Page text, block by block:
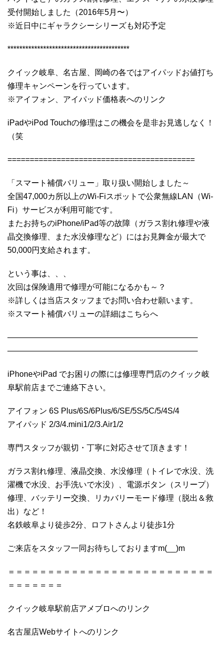
受付開始しました（2016年5月〜）
※近日中にギャラクシーシリーズも対応予定
*****************************************
クイック岐阜、名古屋、岡崎の各ではアイパッドお値打ち
修理キャンペーンを行っています。
※アイフォン、アイパッド価格表へのリンク
iPadやiPod Touchの修理はこの機会を是非お見逃しなく！
（笑
==========================================
「スマート補償バリュー」取り扱い開始しました～
全国47,000カ所以上のWi-Fiスポットで公衆無線LAN（Wi-
Fi）サービスが利用可能です。
またお持ちのiPhone/iPad等の故障（ガラス割れ修理や液
晶交換修理、また水没修理など）にはお見舞金が最大で
50,000円支給されます。
という事は、、、
次回は保険適用で修理が可能になるかも～？
※詳しくは当店スタッフまでお問い合わせ願います。
※スマート補償バリューの詳細はこちらへ
————————————————————————
————————————————————————
iPhoneやiPad でお困りの際には修理専門店のクイック岐
阜駅前店までご連絡下さい。
アイフォン 6S Plus/6S/6Plus/6/SE/5S/5C/5/4S/4
アイパッド 2/3/4.mini1/2/3.Air1/2
専門スタッフが親切・丁寧に対応させて頂きます！
ガラス割れ修理、液晶交換、水没修理（トイレで水没、洗
濯機で水没、お手洗いで水没）、電源ボタン（スリープ）
修理、バッテリー交換、リカバリーモード修理（脱出＆救
出）など！
名鉄岐阜より徒歩2分、ロフトさんより徒歩1分
ご来店をスタッフ一同お待ちしておりますm(__)m
＝＝＝＝＝＝＝＝＝＝＝＝＝＝＝＝＝＝＝＝＝＝＝＝＝＝
＝＝＝＝＝＝＝
クイック岐阜駅前店アメブロへのリンク
名古屋店Webサイトへのリンク